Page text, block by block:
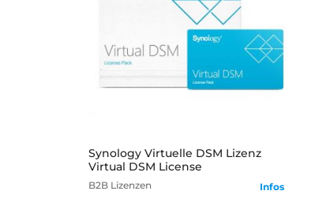
mehr
Synology Virtuelle DSM Lizenz
Virtual DSM License
B2B Lizenzen Infos